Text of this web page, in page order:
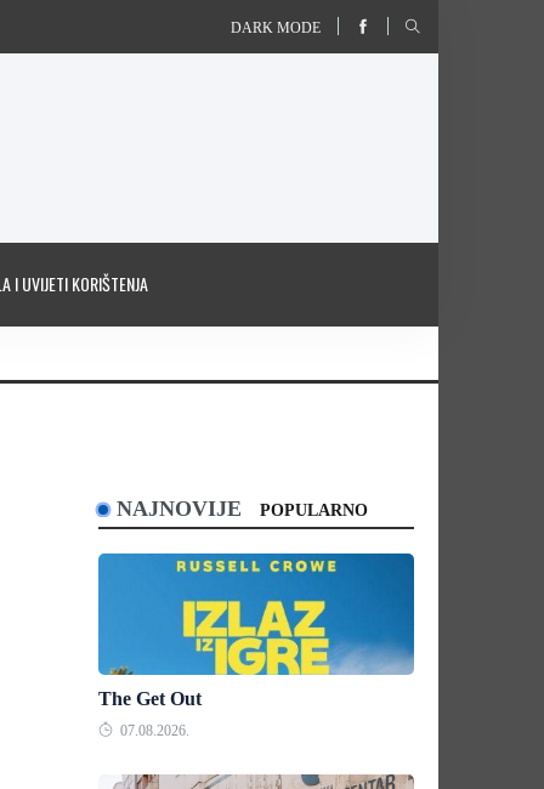
DARK MODE
I UVIJETI KORIŠTENJA
NAJNOVIJE POPULARNO
The Get Out
07.08.2026.